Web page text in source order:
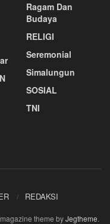
Ragam Dan
Budaya
RELIGI
Seremonial
Simalungun
SOSIAL
TNI
REDAKSI
theme byJegtheme.